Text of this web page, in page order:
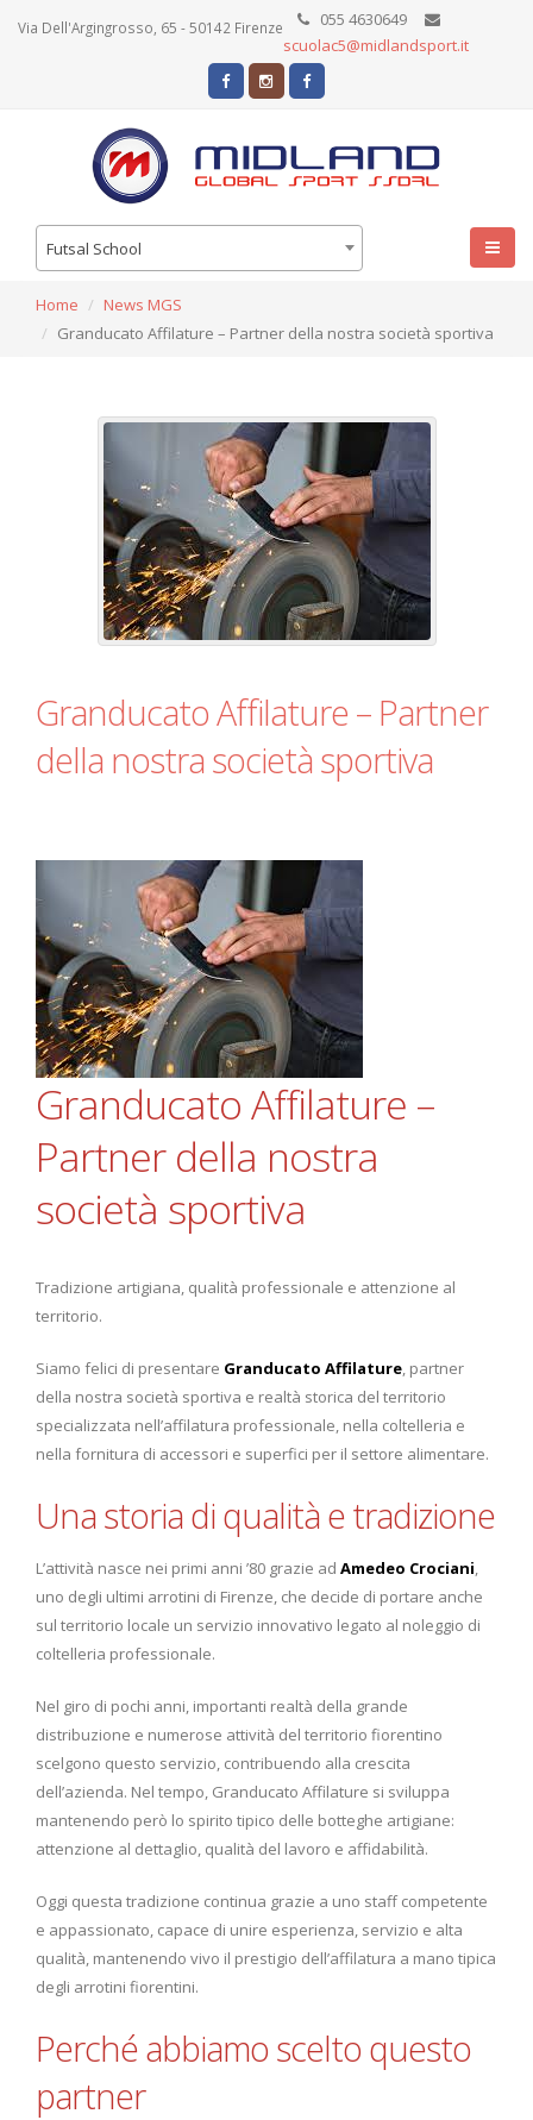
Via Dell'Argingrosso, 65 - 50142 Firenze
055 4630649
scuolac5@midlandsport.it
Futsal School
Home
News MGS
Granducato Affilature – Partner della nostra società sportiva
Granducato Affilature – Partner
della nostra società sportiva
Granducato Affilature –
Partner della nostra
società sportiva
Tradizione artigiana, qualità professionale e attenzione al
territorio.
Siamo felici di presentare Granducato Affilature, partner
della nostra società sportiva e realtà storica del territorio
specializzata nell’affilatura professionale, nella coltelleria e
nella fornitura di accessori e superfici per il settore alimentare.
Una storia di qualità e tradizione
L’attività nasce nei primi anni ’80 grazie ad Amedeo Crociani,
uno degli ultimi arrotini di Firenze, che decide di portare anche
sul territorio locale un servizio innovativo legato al noleggio di
coltelleria professionale.
Nel giro di pochi anni, importanti realtà della grande
distribuzione e numerose attività del territorio fiorentino
scelgono questo servizio, contribuendo alla crescita
dell’azienda. Nel tempo, Granducato Affilature si sviluppa
mantenendo però lo spirito tipico delle botteghe artigiane:
attenzione al dettaglio, qualità del lavoro e affidabilità.
Oggi questa tradizione continua grazie a uno staff competente
e appassionato, capace di unire esperienza, servizio e alta
qualità, mantenendo vivo il prestigio dell’affilatura a mano tipica
degli arrotini fiorentini.
Perché abbiamo scelto questo
partner